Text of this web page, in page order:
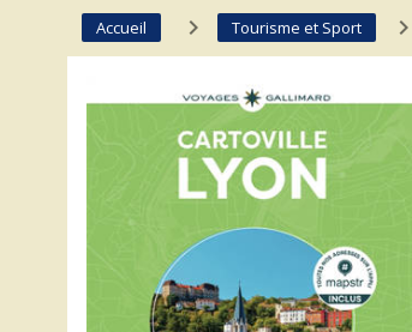
Accueil navigate_next Tourisme et Sport navigate_next